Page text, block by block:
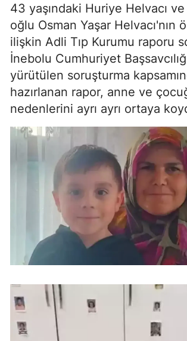
43 yaşındaki Huriye Helvacı ve
oğlu Osman Yaşar Helvacı'nın
ilişkin Adli Tıp Kurumu raporu
İnebolu Cumhuriyet
yürütülen soruşturma
hazırlanan rapor, anne ve
nedenlerini ayrı ayrı ortaya